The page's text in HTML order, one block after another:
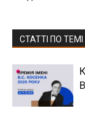
СТАТТІ ПО ТЕМІ